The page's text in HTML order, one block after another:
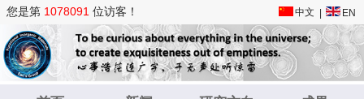
您是第 1078091 位访客！ 中文 EN